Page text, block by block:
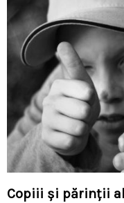
Copiii și părinții